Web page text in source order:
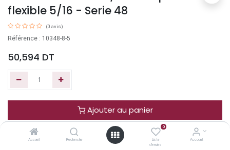
Accueil Recherche
0
Liste
d'envies
Account
flexible 5/16 - Serie 48
(0 avis)
Référence : 10348-8-5
50,594 DT
Ajouter au panier
Acheter maintenant